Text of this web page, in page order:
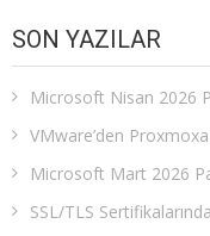
SON YAZILAR
Microsoft Nisan 2026
VMware’den
Microsoft Mart 2026
SSL/TLS